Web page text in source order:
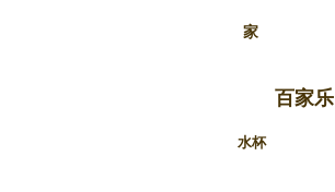
家
百家乐
水杯